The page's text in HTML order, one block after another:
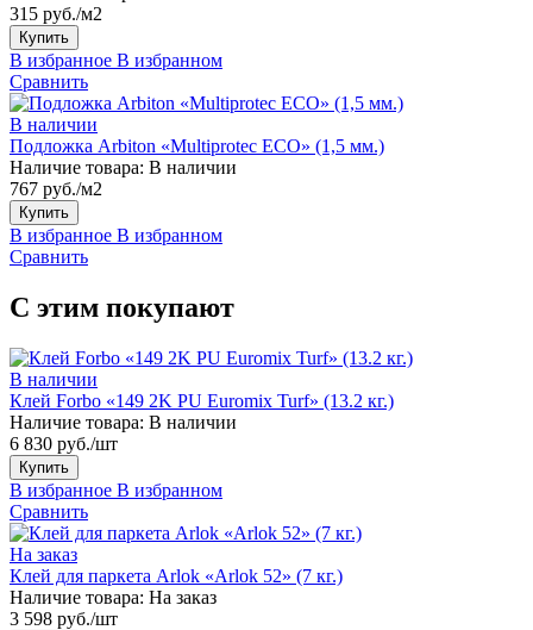
315 руб./м2
Купить
В избранное В избранном
Сравнить
В наличии
Подложка Arbiton «Multiprotec ECO» (1,5 мм.)
Наличие товара: В наличии
767 руб./м2
Купить
В избранное В избранном
Сравнить
С этим покупают
В наличии
Клей Forbo «149 2K PU Euromix Turf» (13.2 кг.)
Наличие товара: В наличии
6 830 руб./шт
Купить
В избранное В избранном
Сравнить
На заказ
Клей для паркета Arlok «Arlok 52» (7 кг.)
Наличие товара: На заказ
3 598 руб./шт